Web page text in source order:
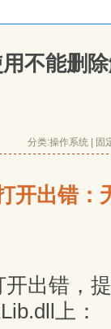
不能删
分类:操作系统 固
开出错：
出错，
上：